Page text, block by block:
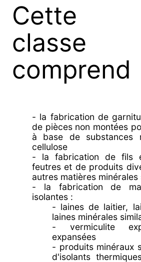
Cette
classe
comprend
- la fabrication de
de pièces non montées
à base de substances
cellulose
- la fabrication de fils
feutres et de produits
autres matières minérales
- la fabrication de
isolantes :
- laines de laitier,
laines minérales
- vermiculite
expansées
- produits minéraux
d'isolants